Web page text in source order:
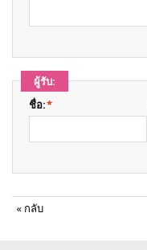
ผู้รับ:
*
ชื่อ:
« กลับ